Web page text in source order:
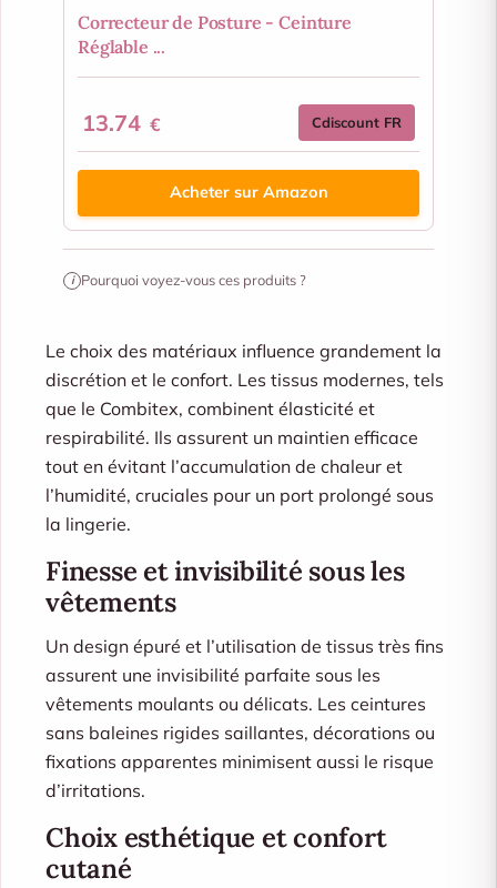
Correcteur de Posture - Ceinture
Réglable ...
13.74 € Cdiscount FR
Acheter sur Amazon
i Pourquoi voyez-vous ces produits ?
Le choix des matériaux influence grandement la
discrétion et le confort. Les tissus modernes, tels
que le Combitex, combinent élasticité et
respirabilité. Ils assurent un maintien efficace
tout en évitant l’accumulation de chaleur et
l’humidité, cruciales pour un port prolongé sous
la lingerie.
Finesse et invisibilité sous les
vêtements
Un design épuré et l’utilisation de tissus très fins
assurent une invisibilité parfaite sous les
vêtements moulants ou délicats. Les ceintures
sans baleines rigides saillantes, décorations ou
fixations apparentes minimisent aussi le risque
d’irritations.
Choix esthétique et confort
cutané